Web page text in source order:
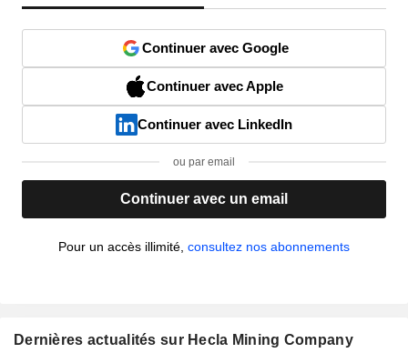
Continuer avec Google
Continuer avec Apple
Continuer avec LinkedIn
ou par email
Continuer avec un email
Pour un accès illimité, consultez nos abonnements
Dernières actualités sur Hecla Mining Company